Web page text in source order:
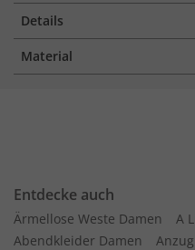
Details
Material
Entdecke auch
Ärmellose Weste Damen
A
Abendkleider Damen